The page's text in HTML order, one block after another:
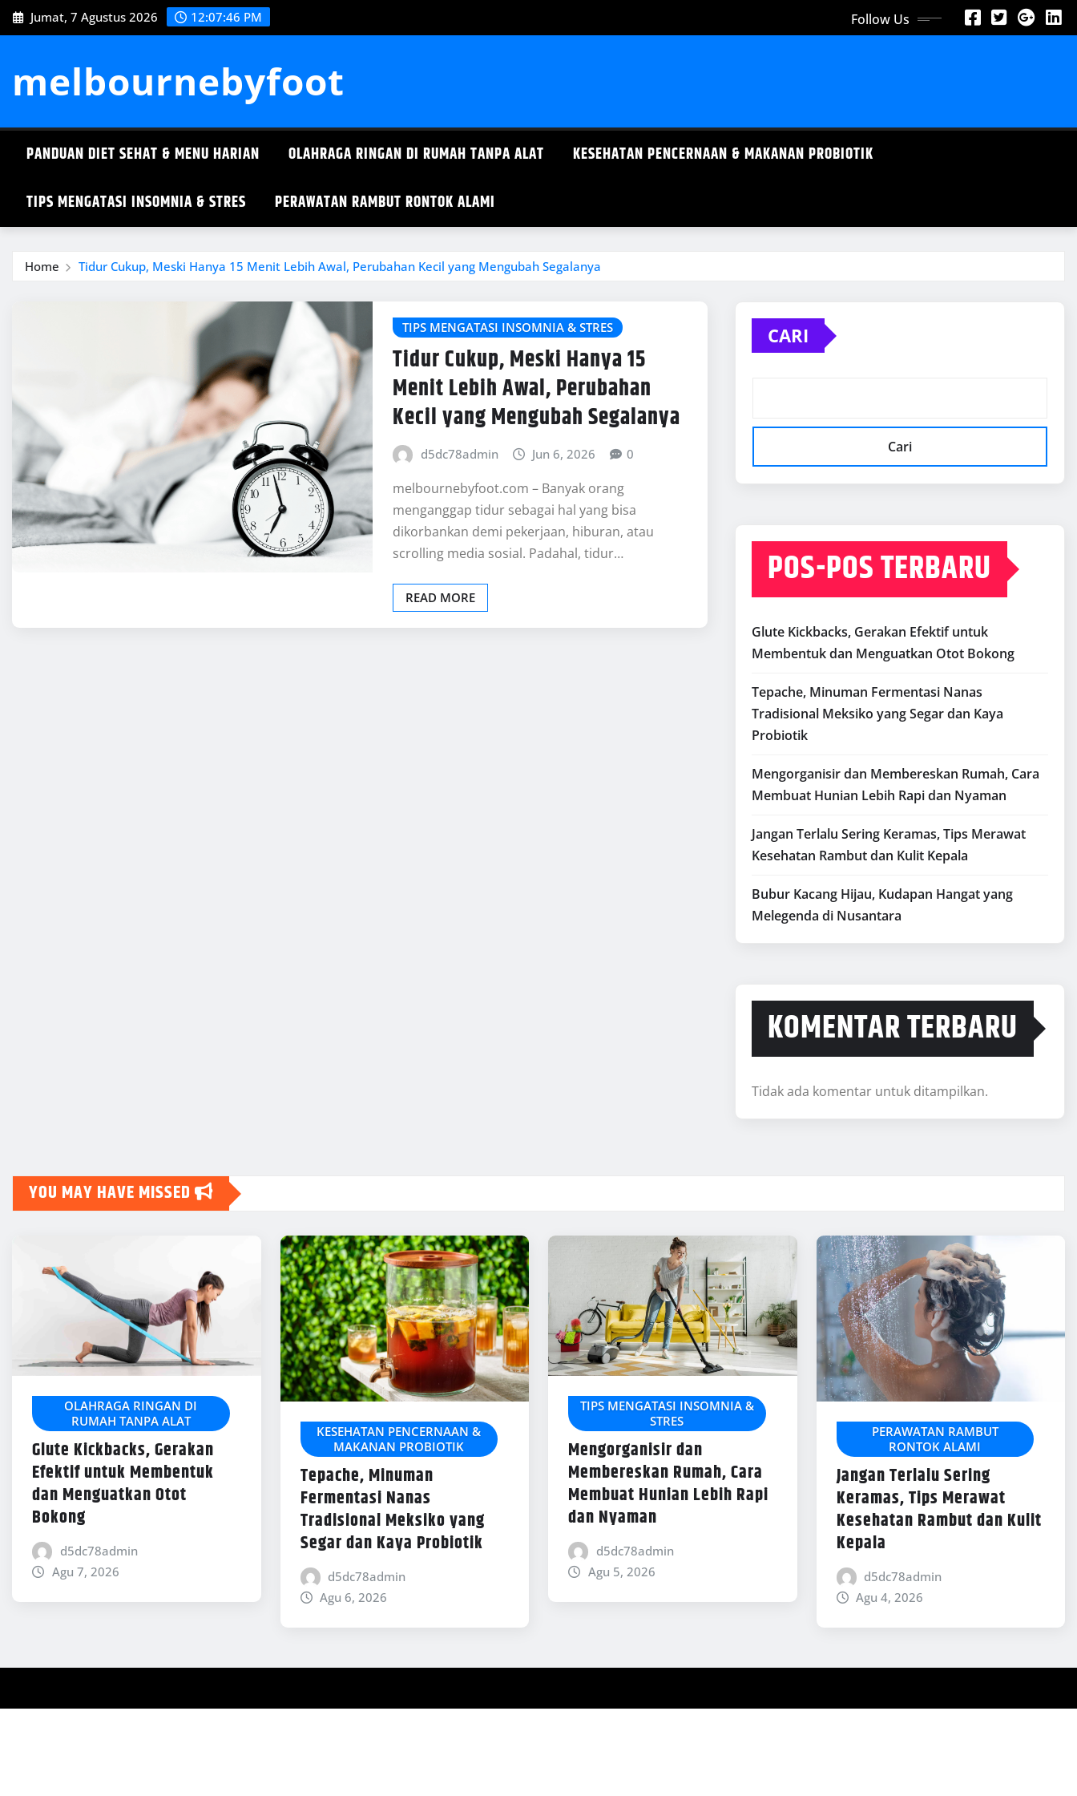
Skip
to
Jumat, 7 Agustus 2026 12:07:47 PM Follow Us
melbournebyfoot
PANDUAN DIET SEHAT & MENU HARIAN OLAHRAGA RINGAN DI RUMAH TANPA ALAT KESEHATAN PENCERNAAN & MAKANAN PROBIOTIK
TIPS MENGATASI INSOMNIA & STRES PERAWATAN RAMBUT RONTOK ALAMI
Home Tidur Cukup, Meski Hanya 15 Menit Lebih Awal, Perubahan Kecil yang Mengubah Segalanya
TIPS MENGATASI INSOMNIA & STRES
Tidur Cukup, Meski Hanya 15
Menit Lebih Awal, Perubahan
Kecil yang Mengubah Segalanya
d5dc78admin Jun 6, 2026 0
melbournebyfoot.com – Banyak orang
menganggap tidur sebagai hal yang bisa
dikorbankan demi pekerjaan, hiburan, atau
scrolling media sosial. Padahal, tidur…
READ MORE
CARI
Cari
POS-POS TERBARU
Glute Kickbacks, Gerakan Efektif untuk
Membentuk dan Menguatkan Otot Bokong
Tepache, Minuman Fermentasi Nanas
Tradisional Meksiko yang Segar dan Kaya
Probiotik
Mengorganisir dan Membereskan Rumah, Cara
Membuat Hunian Lebih Rapi dan Nyaman
Jangan Terlalu Sering Keramas, Tips Merawat
Kesehatan Rambut dan Kulit Kepala
Bubur Kacang Hijau, Kudapan Hangat yang
Melegenda di Nusantara
KOMENTAR TERBARU
Tidak ada komentar untuk ditampilkan.
YOU MAY HAVE MISSED
OLAHRAGA RINGAN DI
RUMAH TANPA ALAT
Glute Kickbacks, Gerakan
Efektif untuk Membentuk
dan Menguatkan Otot
Bokong
d5dc78admin
Agu 7, 2026
KESEHATAN PENCERNAAN &
MAKANAN PROBIOTIK
Tepache, Minuman
Fermentasi Nanas
Tradisional Meksiko yang
Segar dan Kaya Probiotik
d5dc78admin
Agu 6, 2026
TIPS MENGATASI INSOMNIA &
STRES
Mengorganisir dan
Membereskan Rumah, Cara
Membuat Hunian Lebih Rapi
dan Nyaman
d5dc78admin
Agu 5, 2026
PERAWATAN RAMBUT
RONTOK ALAMI
Jangan Terlalu Sering
Keramas, Tips Merawat
Kesehatan Rambut dan Kulit
Kepala
d5dc78admin
Agu 4, 2026